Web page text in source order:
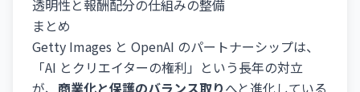
透明性と報酬配分の仕組みの整備
まとめ
Getty Images と OpenAI のパートナーシップは、
「AI とクリエイターの権利」という長年の対立